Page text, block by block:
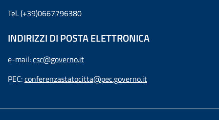
Tel. (+39)0667796380
INDIRIZZI DI POSTA ELETTRONICA
e-mail:csc@governo.it
PEC:conferenzastatocitta@pec.governo.it